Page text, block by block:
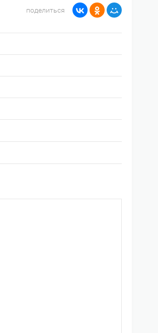
поделиться